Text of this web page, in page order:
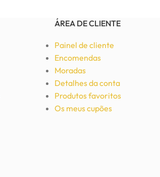
ÁREA DE CLIENTE
Painel de cliente
Encomendas
Moradas
Detalhes da conta
Produtos favoritos
Os meus cupões